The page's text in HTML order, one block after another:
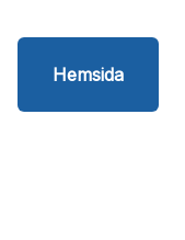
Hemsida